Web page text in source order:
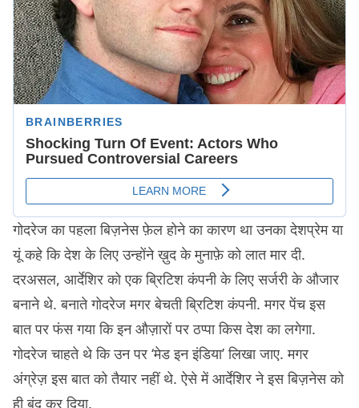
गोदरेज का पहला बिज़नेस फ़ेल होने का कारण था उनका देशप्रेम या
यूं कहे कि देश के लिए उन्होंने ख़ुद के मुनाफ़े को लात मार दी.
दरअसल, आर्देशिर को एक ब्रिटिश कंपनी के लिए सर्जरी के औजार
बनाने थे. बनाते गोदरेज मगर बेचती ब्रिटिश कंपनी. मगर पेंच इस
बात पर फंस गया कि इन औज़ारों पर ठप्पा किस देश का लगेगा.
गोदरेज चाहते थे कि उन पर ‘मेड इन इंडिया’ लिखा जाए. मगर
अंग्रेज़ इस बात को तैयार नहीं थे. ऐसे में आर्देशिर ने इस बिज़नेस को
ही बंद कर दिया.